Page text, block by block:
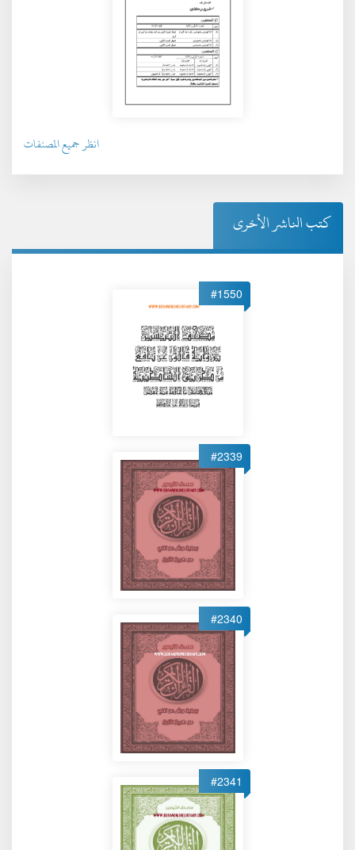
انظر جميع المصنفات
كتب الناشر الأخرى
#1550
#2339
#2340
#2341